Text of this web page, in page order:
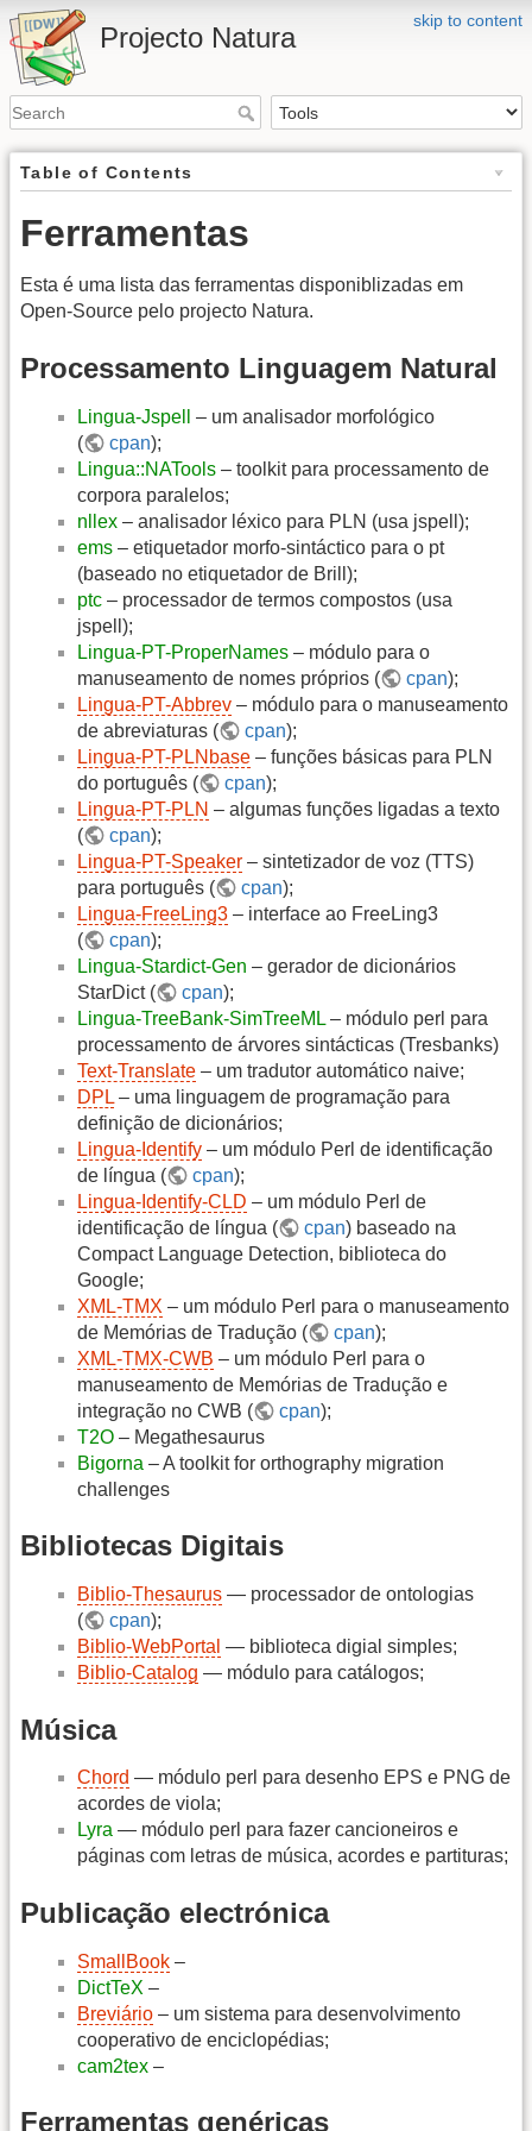
skip to content
Projecto Natura
Table of Contents
Ferramentas
Esta é uma lista das ferramentas disponiblizadas em
Open-Source pelo projecto Natura.
Processamento Linguagem Natural
Lingua-Jspell
– um analisador morfológico
(
cpan);
Lingua::NATools – toolkit para processamento de
corpora paralelos;
nllex – analisador léxico para PLN (usa jspell);
ems – etiquetador morfo-sintáctico para o pt
(baseado no etiquetador de Brill);
ptc – processador de termos compostos (usa
jspell);
Lingua-PT-ProperNames – módulo para o
manuseamento de nomes próprios (
cpan);
Lingua-PT-Abbrev – módulo para o manuseamento
de abreviaturas (
cpan);
Lingua-PT-PLNbase – funções básicas para PLN
do português (
cpan);
Lingua-PT-PLN – algumas funções ligadas a texto
(
cpan);
Lingua-PT-Speaker – sintetizador de voz (TTS)
para português (
cpan);
Lingua-FreeLing3 – interface ao FreeLing3
(
cpan);
Lingua-Stardict-Gen – gerador de dicionários
StarDict (
cpan);
Lingua-TreeBank-SimTreeML – módulo perl para
processamento de árvores sintácticas (Tresbanks)
Text-Translate – um tradutor automático naive;
DPL – uma linguagem de programação para
definição de dicionários;
Lingua-Identify – um módulo Perl de identificação
de língua (
cpan);
Lingua-Identify-CLD – um módulo Perl de
identificação de língua (
cpan) baseado na
Compact Language Detection, biblioteca do
Google;
XML-TMX – um módulo Perl para o manuseamento
de Memórias de Tradução (
cpan);
XML-TMX-CWB – um módulo Perl para o
manuseamento de Memórias de Tradução e
integração no CWB (
cpan);
T2O – Megathesaurus
Bigorna – A toolkit for orthography migration
challenges
Bibliotecas Digitais
Biblio-Thesaurus — processador de ontologias
(
cpan);
Biblio-WebPortal — biblioteca digial simples;
Biblio-Catalog — módulo para catálogos;
Música
Chord — módulo perl para desenho EPS e PNG de
acordes de viola;
Lyra — módulo perl para fazer cancioneiros e
páginas com letras de música, acordes e partituras;
Publicação electrónica
SmallBook –
DictTeX –
Breviário – um sistema para desenvolvimento
cooperativo de enciclopédias;
cam2tex –
Ferramentas genéricas